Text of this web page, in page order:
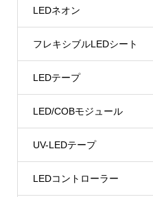
LEDネオン
フレキシブルLEDシート
LEDテープ
LED/COBモジュール
UV-LEDテープ
LEDコントローラー